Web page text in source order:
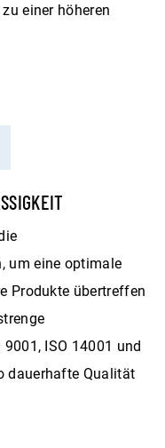
einer höheren
um eine optimale
Produkte übertreffen
ISO 14001 und
dauerhafte Qualität